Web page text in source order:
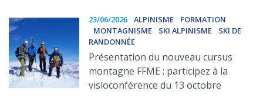
23/06/2026 ALPINISME
FORMATION
MONTAGNISME
SKI ALPINISME
SKI DE
RANDONNÉE
Présentation du nouveau cursus
montagne FFME : participez à la
visioconférence du 13 octobre